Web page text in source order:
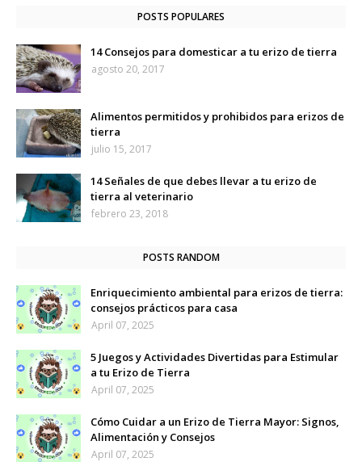
POSTS POPULARES
14 Consejos para domesticar a tu erizo de tierra
agosto 20, 2017
Alimentos permitidos y prohibidos para erizos de
tierra
julio 15, 2017
14 Señales de que debes llevar a tu erizo de
tierra al veterinario
febrero 23, 2018
POSTS RANDOM
Enriquecimiento ambiental para erizos de tierra:
consejos prácticos para casa
April 07, 2025
5 Juegos y Actividades Divertidas para Estimular
a tu Erizo de Tierra
April 07, 2025
Cómo Cuidar a un Erizo de Tierra Mayor: Signos,
Alimentación y Consejos
April 07, 2025